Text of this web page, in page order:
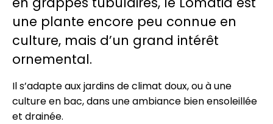
une plante encore peu connue en
culture, mais d’un grand intérêt
ornemental.
Il s’adapte aux jardins de climat doux, ou à une
culture en bac, dans une ambiance bien ensoleillée
et drainée.